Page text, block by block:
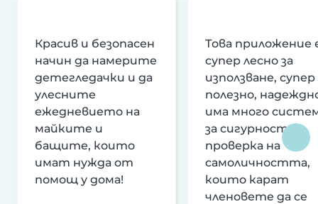
Красив и безопасен
начин да намерите
детегледачки и да
улесните
ежедневието на
майките и
бащите, които
имат нужда от
помощ у дома!
Това приложение
супер лесно за
използване, супер
полезно,
има много
за сигурност и
проверка на
самоличността,
които карат
членовете да се